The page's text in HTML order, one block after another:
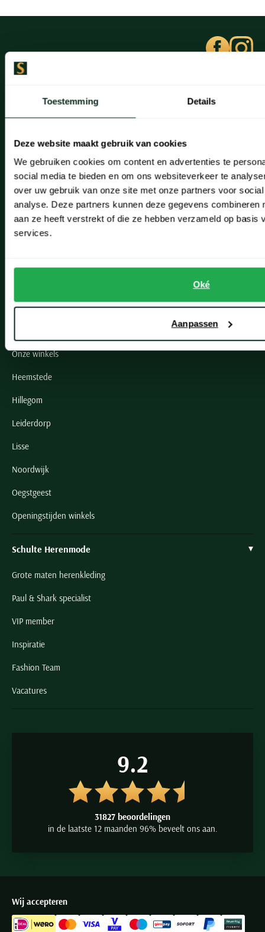
Toestemming Details
Deze website maakt gebruik van cookies
We gebruiken cookies om content en advertenties te
social media te bieden en om ons websiteverkeer te
over uw gebruik van onze site met onze partners voor
analyse. Deze partners kunnen deze gegevens combineren
aan ze heeft verstrekt of die ze hebben verzameld op basis
services.
Oké
Aanpassen
Bestellen
Betalen
Verzenden
Retourneren
Actievoorwaarden
Onze winkels
Heemstede
Hillegom
Leiderdorp
Lisse
Noordwijk
Oegstgeest
Openingstijden winkels
Schulte Herenmode
Grote maten herenkleding
Paul & Shark specialist
VIP member
Inspiratie
Fashion Team
Vacatures
9.2
31827 beoordelingen
in de laatste 12 maanden 96% beveelt ons aan.
Wij accepteren